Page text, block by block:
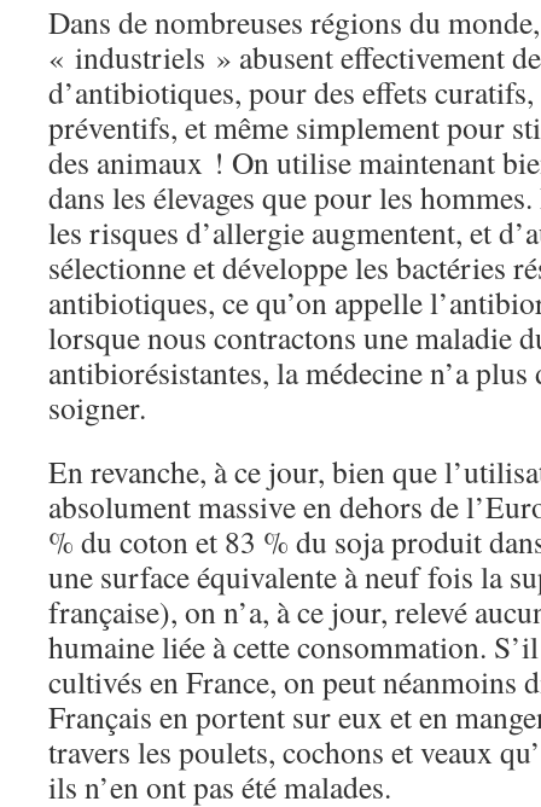
Dans de nombreuses régions du
« industriels » abusent effectivement
d’antibiotiques, pour des effets
préventifs, et même simplement pour
des animaux ! On utilise maintenant
dans les élevages que pour les
les risques d’allergie augmentent, et
sélectionne et développe les bactéries
antibiotiques, ce qu’on appelle
lorsque nous contractons une maladie
antibiorésistantes, la médecine n’a
soigner.
En revanche, à ce jour, bien que
absolument massive en dehors de
% du coton et 83 % du soja produit
une surface équivalente à neuf fois la
française), on n’a, à ce jour, relevé
humaine liée à cette consommation.
cultivés en France, on peut néanmoins
Français en portent sur eux et en
travers les poulets, cochons et veaux
ils n’en ont pas été malades.